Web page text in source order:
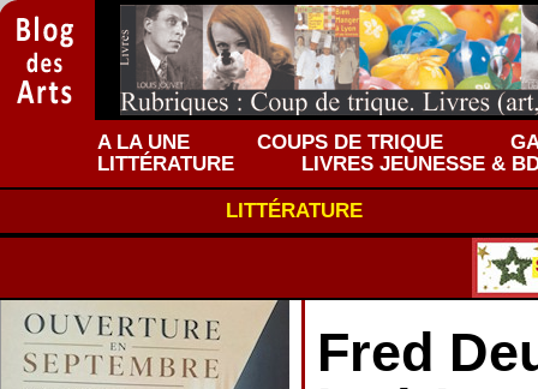
A LA UNE COUPS DE TRIQUE
LITTÉRATURE
LIVRES JEUNESSE &
LITTÉRATURE
Fred